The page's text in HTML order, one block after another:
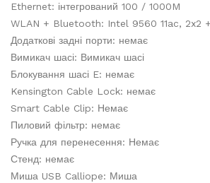
Ethernet: інтегрований 100 / 1000M
WLAN + Bluetooth: Intel 9560 11ac, 2x2
Додаткові задні порти: немає
Вимикач шасі: Вимикач шасі
Блокування шасі E: немає
Kensington Cable Lock: немає
Smart Cable Clip: Немає
Пиловий фільтр: немає
Ручка для перенесення: Немає
Стенд: немає
Миша USB Calliope: Миша